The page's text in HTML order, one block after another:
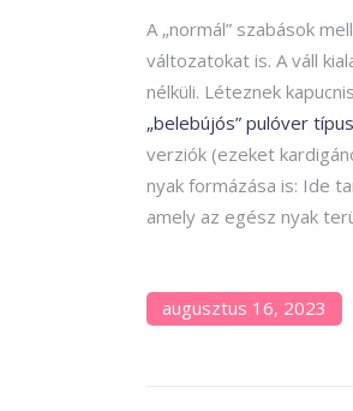
A „normál” szabások
változatokat is. A váll
nélküli. Léteznek
„belebújós” pulóver
verziók (ezeket
nyak formázása is: Ide
amely az egész nyak
augusztus 16, 2023